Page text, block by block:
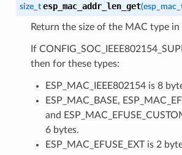
size_t esp_mac_addr_len_get(
Return the size of the MAC type in
If
then for these types:
ESP_MAC_IEEE802154 is 8
ESP_MAC_BASE,
and
6 bytes.
ESP_MAC_EFUSE_EXT is 2